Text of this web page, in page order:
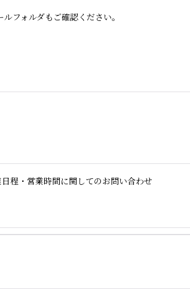
フォルダもご確認ください。
程・営業時間に関してのお問い合わせ